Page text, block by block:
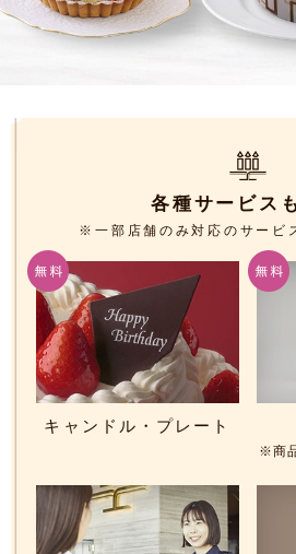
各種サービス
※一部店舗のみ対応のサービ
キャンドル・プレート
※商